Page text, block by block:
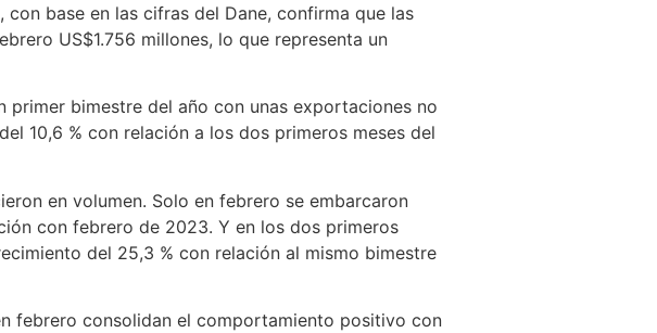
base en las cifras del Dane, confirma que las
US$1.756 millones, lo que representa un
primer bimestre del año con unas exportaciones no
10,6 % con relación a los dos primeros meses del
en volumen. Solo en febrero se embarcaron
con febrero de 2023. Y en los dos primeros
del 25,3 % con relación al mismo bimestre
febrero consolidan el comportamiento positivo con